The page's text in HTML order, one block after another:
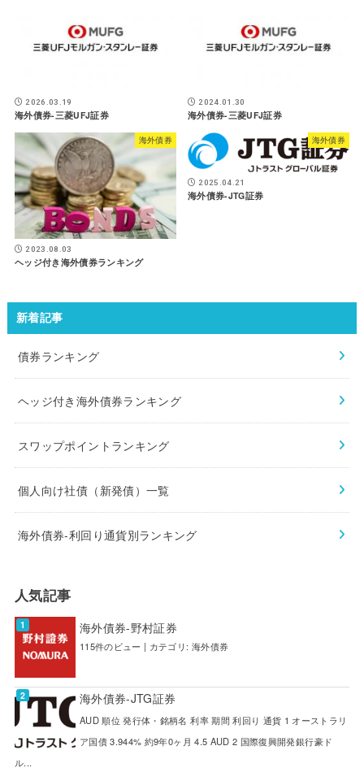
2026.03.19
海外債券-三菱UFJ証券
2024.01.30
海外債券-三菱UFJ証券
海外債券
2023.08.03
ヘッジ付き海外債券ランキング
海外債券
2025.04.21
海外債券-JTG証券
新着記事
債券ランキング
ヘッジ付き海外債券ランキング
スワップポイントランキング
個人向け社債（新発債）一覧
海外債券-利回り通貨別ランキング
人気記事
海外債券-野村証券
115件のビュー | カテゴリ: 海外債券
海外債券-JTG証券
AUD 順位 発行体・銘柄名 利率 期間 利回り 通貨 1 オーストラリ
ア国債 3.944% 約9年0ヶ月 4.5 AUD 2 国際復興開発銀行豪ド
ル...